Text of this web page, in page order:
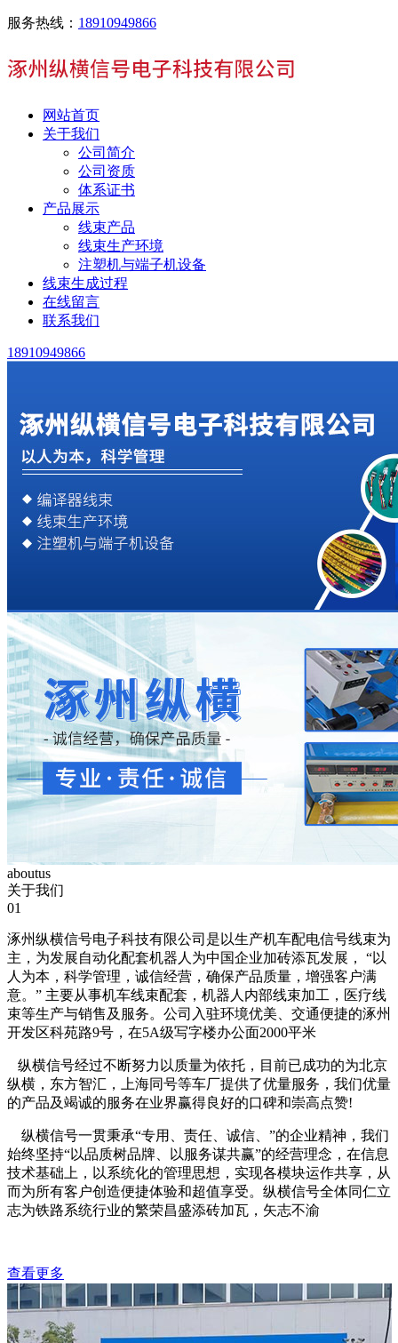
服务热线： 18910949866
网站首页
关于我们
公司简介
公司资质
体系证书
产品展示
线束产品
线束生产环境
注塑机与端子机设备
线束生成过程
在线留言
联系我们
18910949866
aboutus
关于我们
01
涿州纵横信号电子科技有限公司是以生产机车配电信号线束为
主，为发展自动化配套机器人为中国企业加砖添瓦发展， “以
人为本，科学管理，诚信经营，确保产品质量，增强客户满
意。” 主要从事机车线束配套，机器人内部线束加工，医疗线
束等生产与销售及服务。公司入驻环境优美、交通便捷的涿州
开发区科苑路9号，在5A级写字楼办公面2000平米
纵横信号经过不断努力以质量为依托，目前已成功的为北京
纵横，东方智汇，上海同号等车厂提供了优量服务，我们优量
的产品及竭诚的服务在业界赢得良好的口碑和崇高点赞!
纵横信号一贯秉承“专用、责任、诚信、”的企业精神，我们
始终坚持“以品质树品牌、以服务谋共赢”的经营理念，在信息
技术基础上，以系统化的管理思想，实现各模块运作共享，从
而为所有客户创造便捷体验和超值享受。纵横信号全体同仁立
志为铁路系统行业的繁荣昌盛添砖加瓦，矢志不渝
查看更多